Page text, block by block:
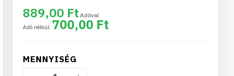
889,00 Ft
700,00 Ft
MENNYISÉG